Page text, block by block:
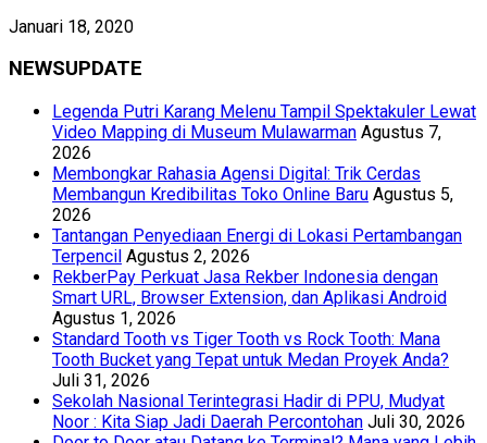
Januari 18, 2020
NEWSUPDATE
Legenda Putri Karang Melenu Tampil Spektakuler Lewat
Video Mapping di Museum Mulawarman Agustus 7,
2026
Membongkar Rahasia Agensi Digital: Trik Cerdas
Membangun Kredibilitas Toko Online Baru Agustus 5,
2026
Tantangan Penyediaan Energi di Lokasi Pertambangan
Terpencil Agustus 2, 2026
RekberPay Perkuat Jasa Rekber Indonesia dengan
Smart URL, Browser Extension, dan Aplikasi Android
Agustus 1, 2026
Standard Tooth vs Tiger Tooth vs Rock Tooth: Mana
Tooth Bucket yang Tepat untuk Medan Proyek Anda?
Juli 31, 2026
Sekolah Nasional Terintegrasi Hadir di PPU, Mudyat
Noor : Kita Siap Jadi Daerah Percontohan Juli 30, 2026